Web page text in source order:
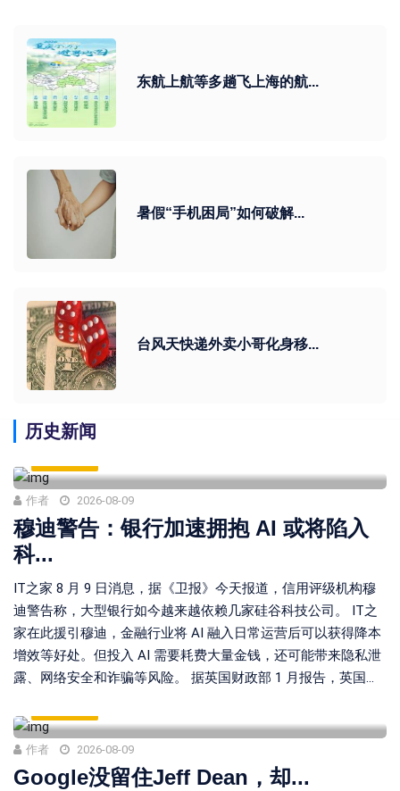
东航上航等多趟飞上海的航...
暑假“手机困局”如何破解...
台风天快递外卖小哥化身移...
历史新闻
作者 2026-08-09
穆迪警告：银行加速拥抱 AI 或将陷入
科...
IT之家 8 月 9 日消息，据《卫报》今天报道，信用评级机构穆
迪警告称，大型银行如今越来越依赖几家硅谷科技公司。 IT之
家在此援引穆迪，金融行业将 AI 融入日常运营后可以获得降本
增效等好处。但投入 AI 需要耗费大量金钱，还可能带来隐私泄
露、网络安全和诈骗等风险。 据英国财政部 1 月报告，英国...
作者 2026-08-09
Google没留住Jeff Dean，却...